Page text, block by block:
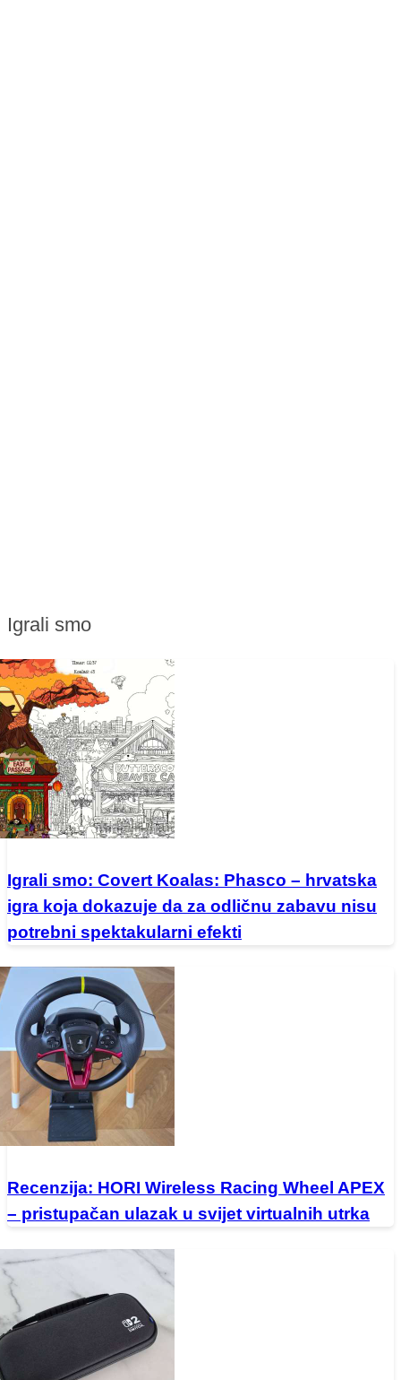
Igrali smo
Igrali smo: Covert Koalas: Phasco – hrvatska
igra koja dokazuje da za odličnu zabavu nisu
potrebni spektakularni efekti
Recenzija: HORI Wireless Racing Wheel APEX
– pristupačan ulazak u svijet virtualnih utrka